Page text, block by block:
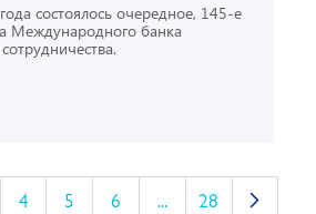
состоялось очередное, 145-е
Международного банка
4 5 6 ... 28